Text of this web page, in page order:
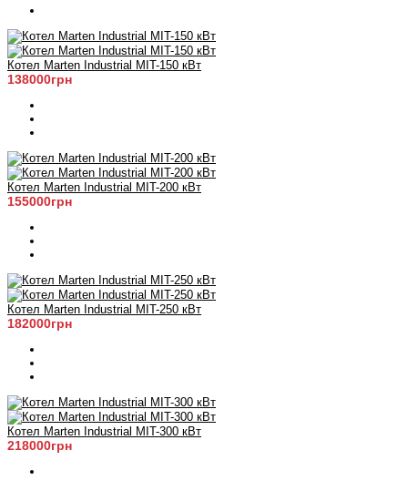
Котел Marten Industrial МIT-150 кВт
138000грн
Котел Marten Industrial МIT-200 кВт
155000грн
Котел Marten Industrial МIT-250 кВт
182000грн
Котел Marten Industrial МIT-300 кВт
218000грн